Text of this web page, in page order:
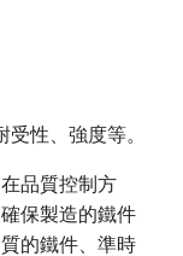
性、強度等。
品質控制方
保製造的鐵件
的鐵件、準時